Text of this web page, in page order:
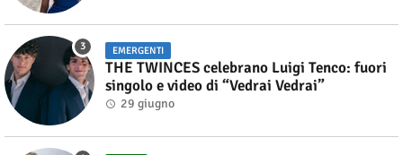
EMERGENTI
THE TWINCES celebrano Luigi Tenco: fuori
singolo e video di “Vedrai Vedrai”
29 giugno